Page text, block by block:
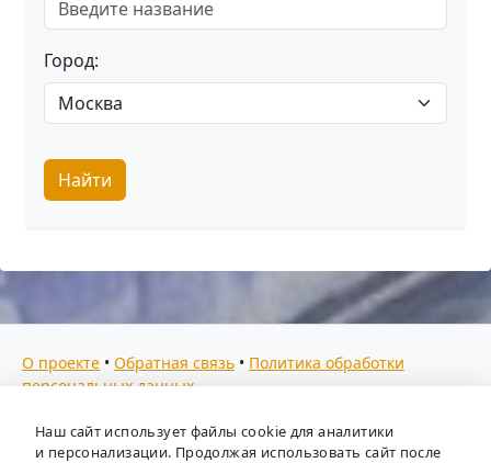
Город:
Найти
О проекте • Обратная связь • Политика обработки
персональных данных
Мы собираем отзывы, составляем рейтинги и
предоставляем всю информацию о кадровых агентствах
Наш сайт использует файлы cookie для аналитики
и персонализации. Продолжая использовать сайт после